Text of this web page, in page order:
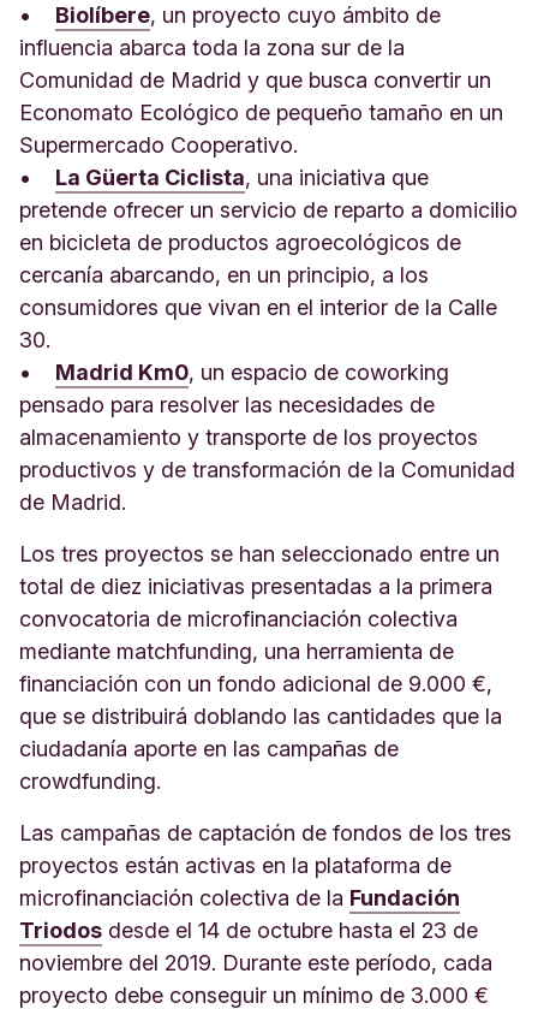
• Biolíbere, un proyecto cuyo ámbito de
influencia abarca toda la zona sur de la
Comunidad de Madrid y que busca convertir un
Economato Ecológico de pequeño tamaño en un
Supermercado Cooperativo.
• La Güerta Ciclista, una iniciativa que
pretende ofrecer un servicio de reparto a domicilio
en bicicleta de productos agroecológicos de
cercanía abarcando, en un principio, a los
consumidores que vivan en el interior de la Calle
30.
• Madrid Km0, un espacio de coworking
pensado para resolver las necesidades de
almacenamiento y transporte de los proyectos
productivos y de transformación de la Comunidad
de Madrid.
Los tres proyectos se han seleccionado entre un
total de diez iniciativas presentadas a la primera
convocatoria de microfinanciación colectiva
mediante matchfunding, una herramienta de
financiación con un fondo adicional de 9.000 €,
que se distribuirá doblando las cantidades que la
ciudadanía aporte en las campañas de
crowdfunding.
Las campañas de captación de fondos de los tres
proyectos están activas en la plataforma de
microfinanciación colectiva de la Fundación
Triodos desde el 14 de octubre hasta el 23 de
noviembre del 2019. Durante este período, cada
proyecto debe conseguir un mínimo de 3.000 €